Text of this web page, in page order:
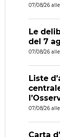
07/08/26 alle
Le
del 7
07/08/26 alle
Liste
07/08/26 alle
Carta